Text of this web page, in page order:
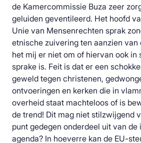
de Kamercommissie Buza zeer
geluiden geventileerd. Het hoofd
Unie van Mensenrechten sprak
etnische zuivering ten aanzien
het mij er niet om of hiervan ook in
sprake is. Feit is dat er een
geweld tegen christenen,
ontvoeringen en kerken die in
overheid staat machteloos of is
de trend! Dit mag niet stilzwijgend
punt gedegen onderdeel uit van
agenda? In hoeverre kan de EU-